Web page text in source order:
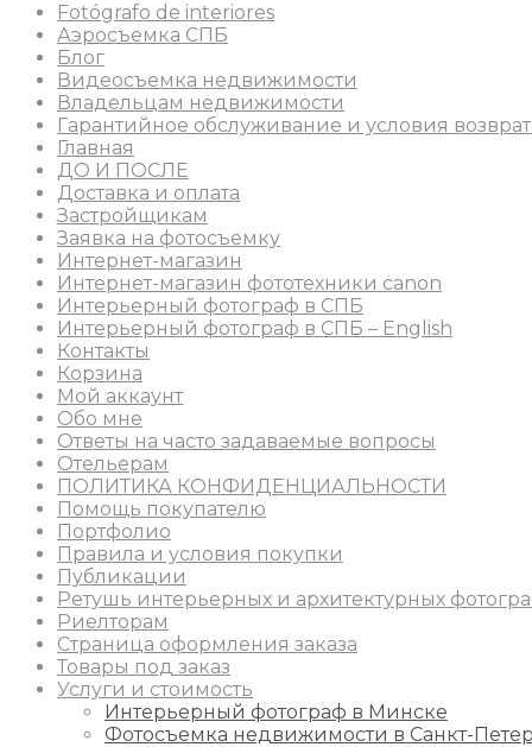
Fotógrafo de interiores
Аэросъемка СПБ
Блог
Видеосъемка недвижимости
Владельцам недвижимости
Гарантийное обслуживание и условия
Главная
ДО И ПОСЛЕ
Доставка и оплата
Застройщикам
Заявка на фотосъемку
Интернет-магазин
Интернет-магазин фототехники canon
Интерьерный фотограф в СПБ
Интерьерный фотограф в СПБ – English
Контакты
Корзина
Мой аккаунт
Обо мне
Ответы на часто задаваемые вопросы
Отельерам
ПОЛИТИКА КОНФИДЕНЦИАЛЬНОСТИ
Помощь покупателю
Портфолио
Правила и условия покупки
Публикации
Ретушь интерьерных и архитектурных
Риелторам
Страница оформления заказа
Товары под заказ
Услуги и стоимость
Интерьерный фотограф в Минске
Фотосъемка недвижимости в Санкт-